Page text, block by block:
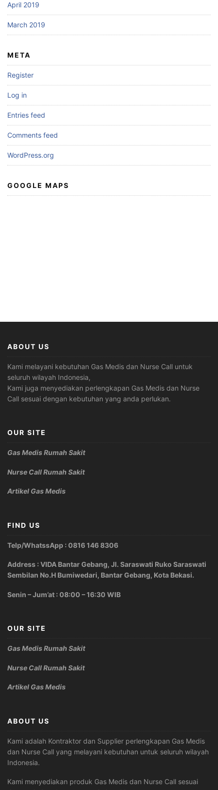
April 2019
March 2019
META
Register
Log in
Entries feed
Comments feed
WordPress.org
GOOGLE MAPS
ABOUT US
Kami melayani kebutuhan Gas Medis dan Nurse Call untuk
seluruh wilayah Indonesia,
Kami juga menyediakan perlengkapan Gas Medis dan Nurse
Call sesuai dengan kebutuhan yang anda perlukan.
OUR SITE
Gas Medis Rumah Sakit
Nurse Call Rumah Sakit
Artikel Gas Medis
FIND US
Telp/WhatssApp : 0816 146 8306
Address : VIDA Bantar Gebang, Jl. Saraswati Ruko Saraswati
Sembilan No.H Bumiwedari, Bantar Gebang, Kota Bekasi.
Senin – Jum’at : 08:00 – 16:30 WIB
OUR SITE
Gas Medis Rumah Sakit
Nurse Call Rumah Sakit
Artikel Gas Medis
ABOUT US
Kami adalah Kontraktor dan Supplier perlengkapan Gas Medis
dan Nurse Call yang melayani kebutuhan untuk seluruh wilayah
Indonesia.
Kami menyediakan produk Gas Medis dan Nurse Call sesuai